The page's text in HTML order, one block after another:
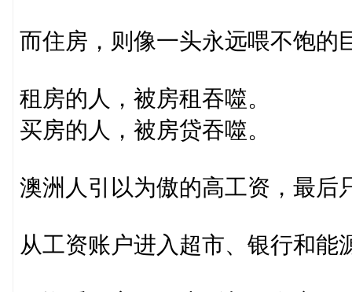
而住房，则像一头永远喂不饱的
租房的人，被房租吞噬。
买房的人，被房贷吞噬。
澳洲人引以为傲的高工资，最后
从工资账户进入超市、银行和能